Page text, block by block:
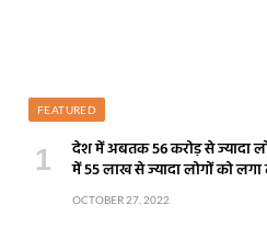
FEATURED
देश में अबतक 56 करोड़ से ज्यादा
में 55 लाख से ज्यादा लोगों को लगा
OCTOBER 27, 2022